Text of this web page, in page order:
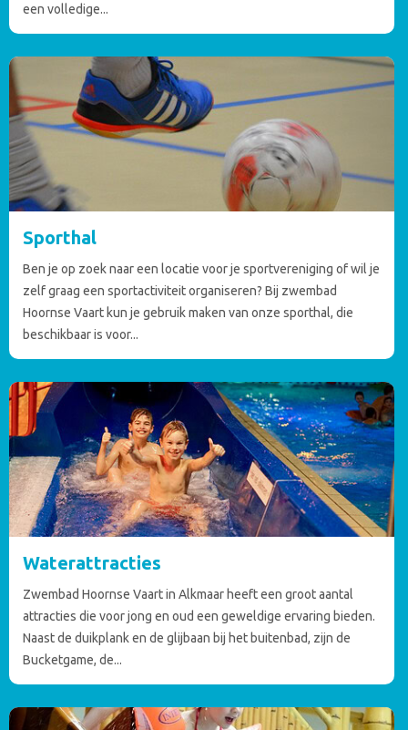
een volledige...
Sporthal
Ben je op zoek naar een locatie voor je sportvereniging of wil je
zelf graag een sportactiviteit organiseren? Bij zwembad
Hoornse Vaart kun je gebruik maken van onze sporthal, die
beschikbaar is voor...
Waterattracties
Zwembad Hoornse Vaart in Alkmaar heeft een groot aantal
attracties die voor jong en oud een geweldige ervaring bieden.
Naast de duikplank en de glijbaan bij het buitenbad, zijn de
Bucketgame, de...